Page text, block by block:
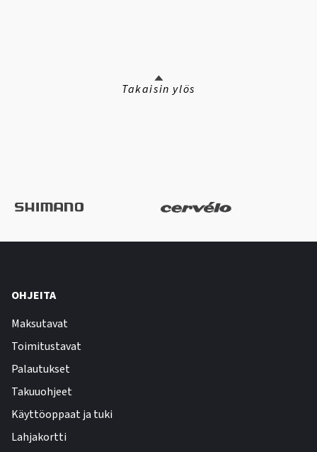
Takaisin ylös
OHJEITA
Maksutavat
Toimitustavat
Palautukset
Takuuohjeet
Käyttöoppaat ja tuki
Lahjakortti